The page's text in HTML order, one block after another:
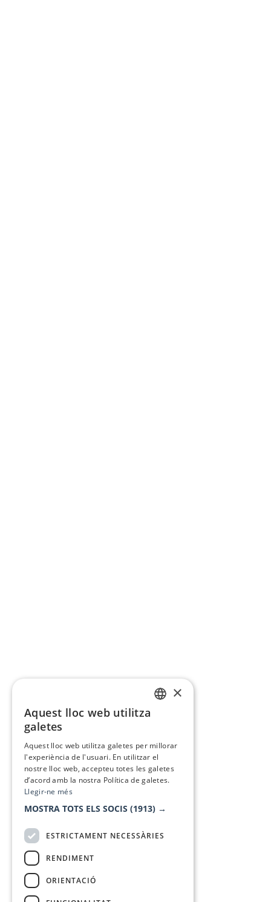
×
Aquest lloc web utilitza
galetes
Aquest lloc web utilitza galetes per millorar
l'experiència de l'usuari. En utilitzar el
nostre lloc web, accepteu totes les galetes
d’acord amb la nostra Política de galetes.
Llegir-ne més
MOSTRA TOTS ELS SOCIS (1913) →
ESTRICTAMENT NECESSÀRIES
RENDIMENT
ORIENTACIÓ